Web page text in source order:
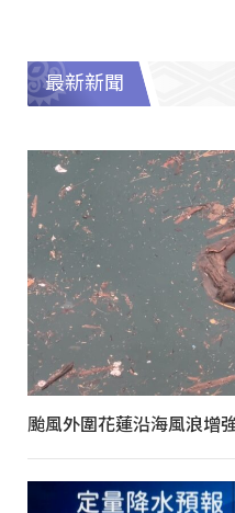
最新新聞
颱風外圍花蓮沿海風浪增